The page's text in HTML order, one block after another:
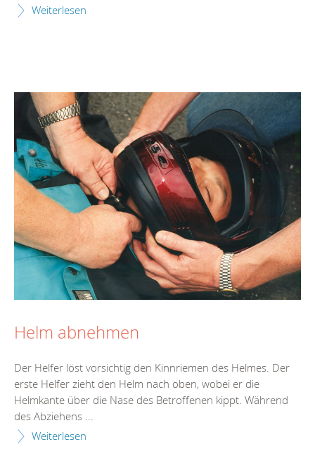
Weiterlesen
Helm abnehmen
Der Helfer löst vorsichtig den Kinnriemen des Helmes. Der
erste Helfer zieht den Helm nach oben, wobei er die
Helmkante über die Nase des Betroffenen kippt. Während
des Abziehens ...
Weiterlesen